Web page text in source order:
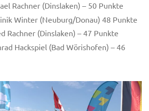
Rachner (Dinslaken) – 50 Punkte
Winter (Neuburg/Donau) 48 Punkte
Rachner (Dinslaken) – 47 Punkte
Hackspiel (Bad Wörishofen) – 46